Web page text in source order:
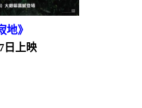
地》
日上映